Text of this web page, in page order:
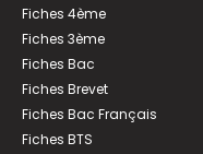
Fiches 4ème
Fiches 3ème
Fiches Bac
Fiches Brevet
Fiches Bac Français
Fiches BTS